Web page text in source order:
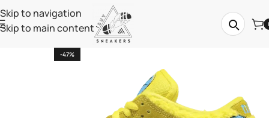
Skip to navigation
Skip to main content
-47%